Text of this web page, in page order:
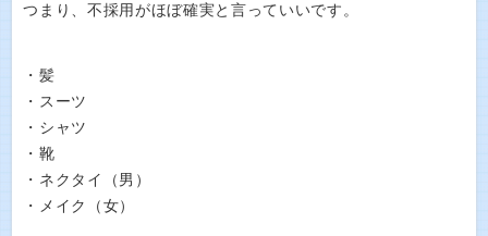
つまり、不採用がほぼ確実と言っていいです。
・髪
・スーツ
・シャツ
・靴
・ネクタイ（男）
・メイク（女）